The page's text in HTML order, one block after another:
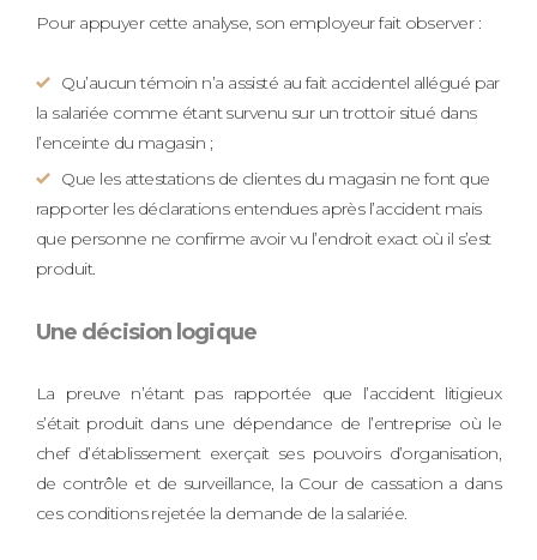
Pour appuyer cette analyse, son employeur fait observer :
Qu’aucun témoin n’a assisté au fait accidentel allégué par
la salariée comme étant survenu sur un trottoir situé dans
l’enceinte du magasin ;
Que les attestations de clientes du magasin ne font que
rapporter les déclarations entendues après l’accident mais
que personne ne confirme avoir vu l’endroit exact où il s’est
produit.
Une décision logique
La preuve n’étant pas rapportée que l’accident litigieux
s’était produit dans une dépendance de l’entreprise où le
chef d’établissement exerçait ses pouvoirs d’organisation,
de contrôle et de surveillance, la Cour de cassation a dans
ces conditions rejetée la demande de la salariée.